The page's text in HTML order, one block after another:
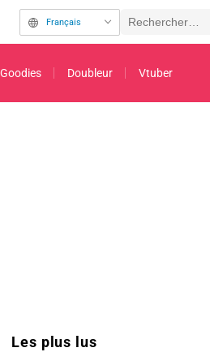
Français
Goodies Doubleur Vtuber
! Lancement du « ReVIBES Project »
Les plus lus